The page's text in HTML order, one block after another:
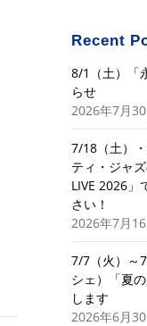
Recent
8/1（土）「
らせ
2026年7月
7/18（土）
ティ・ジャ
LIVE 2026」
さい！
2026年7月
7/7（火）～
シェ）「夏
します
2026年6月